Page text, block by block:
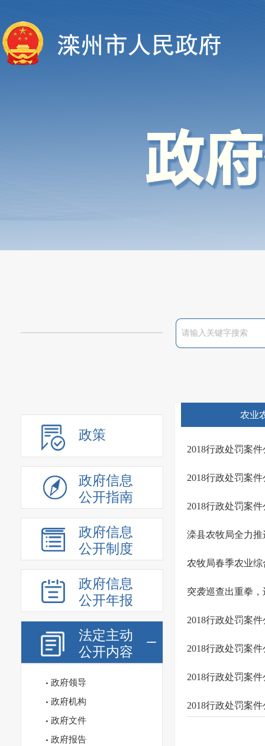
政策
政府信息
公开指南
政府信息
公开制度
政府信息
公开年报
法定主动
公开内容
政府领导
政府机构
政府文件
政府报告
农业
2018行政处罚案
2018行政处罚案
2018行政处罚案
滦县农牧局全力
农牧局春季农业
突袭巡查出重拳
2018行政处罚案
2018行政处罚案
2018行政处罚案
2018行政处罚案